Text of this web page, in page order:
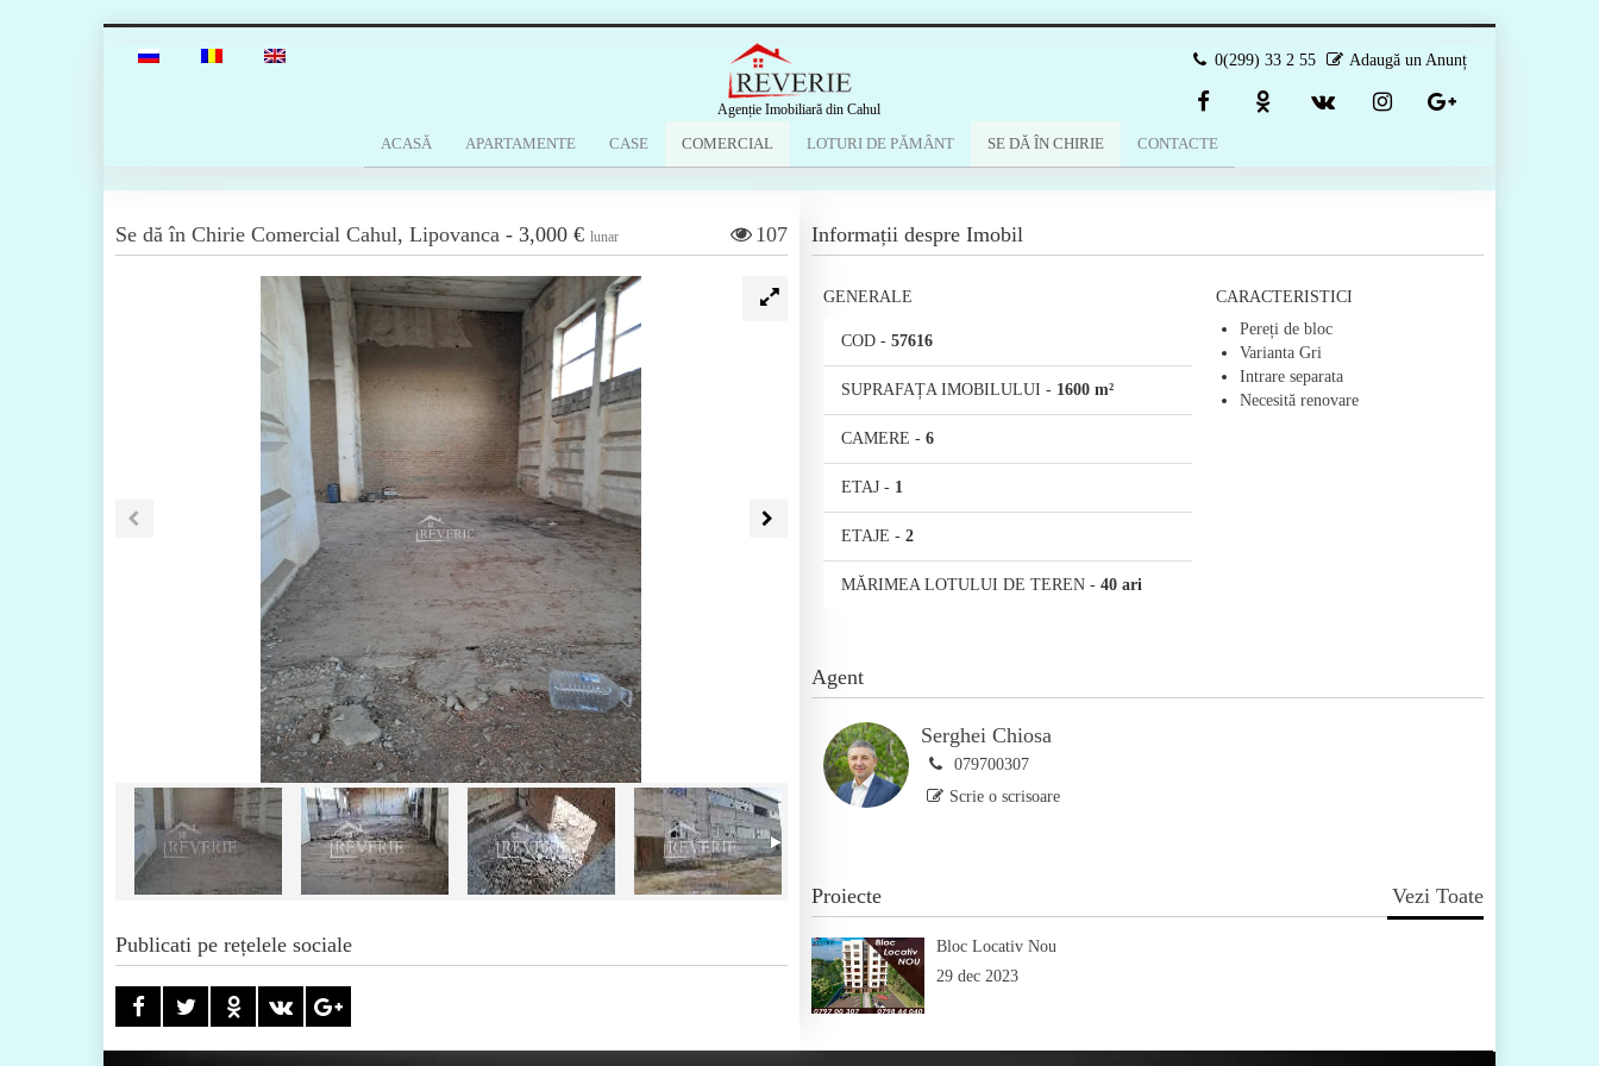
Agenție Imobiliară din Cahul
0(299) 33 2 55 Adaugă un Anunț
ACASĂ APARTAMENTE CASE COMERCIAL LOTURI DE PĂMÂNT SE DĂ ÎN CHIRIE CONTACTE
Se dă în Chirie Comercial Cahul, Lipovanca - 3,000 € lunar 107
Publicati pe rețelele sociale
Informații despre Imobil
GENERALE
COD - 57616
SUPRAFAȚA IMOBILULUI - 1600 m²
CAMERE - 6
ETAJ - 1
ETAJE - 2
MĂRIMEA LOTULUI DE TEREN - 40 ari
CARACTERISTICI
Pereți de bloc
Varianta Gri
Intrare separata
Necesită renovare
Agent
Serghei Chiosa
079700307
Scrie o scrisoare
Proiecte Vezi Toate
Bloc Locativ Nou
29 dec 2023